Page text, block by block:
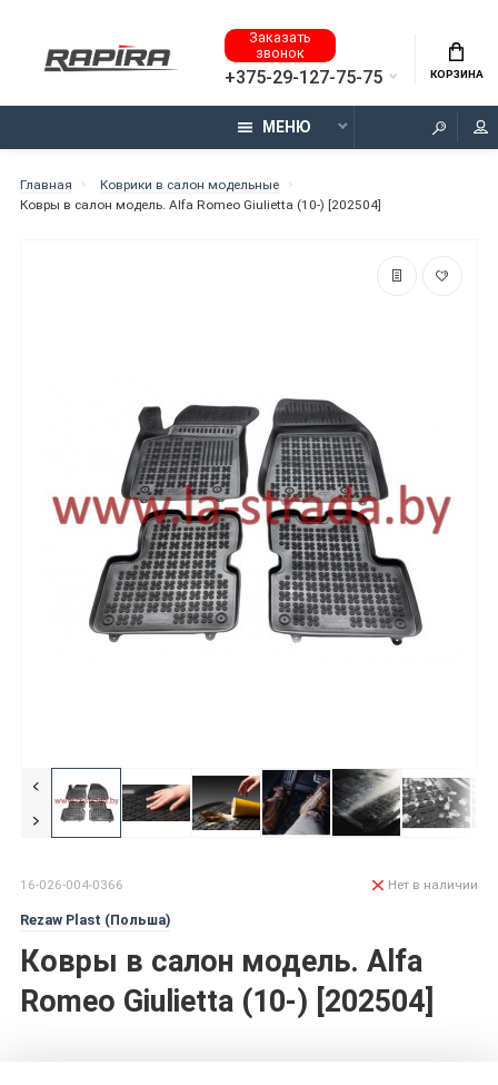
Заказать
звонок
+375-29-127-75-75 КОРЗИНА
МЕНЮ
Главная
Коврики в салон модельные
Ковры в салон модель. Alfa Romeo Giulietta (10-) [202504]
16-026-004-0366
Rezaw Plast (Польша)
Ковры в салон модель. Alfa
Romeo Giulietta (10-) [202504]
Нет в наличии